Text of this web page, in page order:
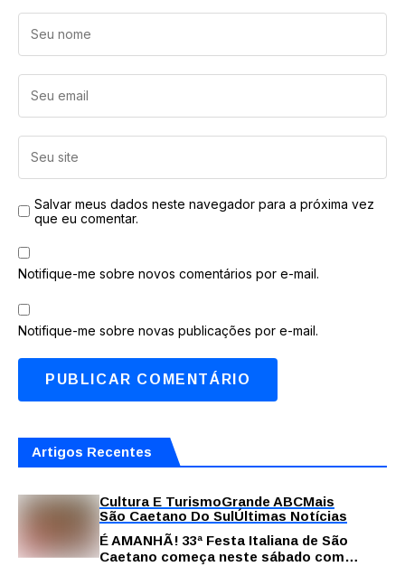
Salvar meus dados neste navegador para a próxima vez
que eu comentar.
Notifique-me sobre novos comentários por e-mail.
Notifique-me sobre novas publicações por e-mail.
Artigos Recentes
Cultura E TurismoGrande ABCMais
São Caetano Do SulÚltimas Notícias
É AMANHÃ! 33ª Festa Italiana de São
Caetano começa neste sábado com